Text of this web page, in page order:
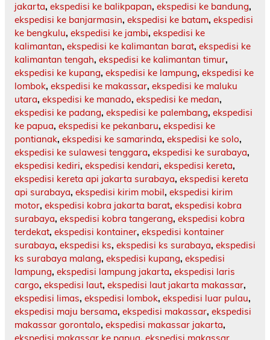
jakarta, ekspedisi ke balikpapan, ekspedisi ke bandung,
ekspedisi ke banjarmasin, ekspedisi ke batam, ekspedisi
ke bengkulu, ekspedisi ke jambi, ekspedisi ke
kalimantan, ekspedisi ke kalimantan barat, ekspedisi ke
kalimantan tengah, ekspedisi ke kalimantan timur,
ekspedisi ke kupang, ekspedisi ke lampung, ekspedisi ke
lombok, ekspedisi ke makassar, ekspedisi ke maluku
utara, ekspedisi ke manado, ekspedisi ke medan,
ekspedisi ke padang, ekspedisi ke palembang, ekspedisi
ke papua, ekspedisi ke pekanbaru, ekspedisi ke
pontianak, ekspedisi ke samarinda, ekspedisi ke solo,
ekspedisi ke sulawesi tenggara, ekspedisi ke surabaya,
ekspedisi kediri, ekspedisi kendari, ekspedisi kereta,
ekspedisi kereta api jakarta surabaya, ekspedisi kereta
api surabaya, ekspedisi kirim mobil, ekspedisi kirim
motor, ekspedisi kobra jakarta barat, ekspedisi kobra
surabaya, ekspedisi kobra tangerang, ekspedisi kobra
terdekat, ekspedisi kontainer, ekspedisi kontainer
surabaya, ekspedisi ks, ekspedisi ks surabaya, ekspedisi
ks surabaya malang, ekspedisi kupang, ekspedisi
lampung, ekspedisi lampung jakarta, ekspedisi laris
cargo, ekspedisi laut, ekspedisi laut jakarta makassar,
ekspedisi limas, ekspedisi lombok, ekspedisi luar pulau,
ekspedisi maju bersama, ekspedisi makassar, ekspedisi
makassar gorontalo, ekspedisi makassar jakarta,